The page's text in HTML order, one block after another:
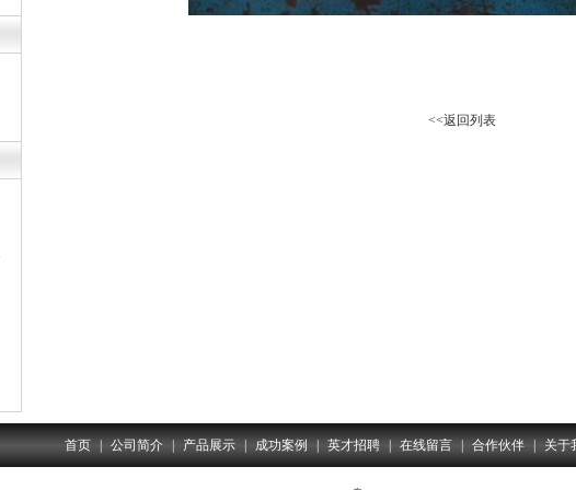
<<返回列表
首页 公司简介 产品展示 成功案例 英才招聘 在线留言 合作伙伴 关于